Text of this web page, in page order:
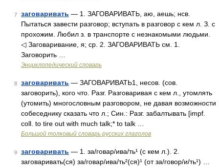
7 заговаривать — 1. ЗАГОВАРИВАТЬ, аю, аешь; нсв.
Пытаться завести разговор; вступать в разговор с кем л. З. с
прохожим. Любил з. в транспорте с незнакомыми людьми.
◁ Заговаривание, я; ср. 2. ЗАГОВАРИВАТЬ см. 1.
Заговорить …
Энциклопедический словарь
8 заговаривать — ЗАГОВАРИВАТЬ1, несов. (сов.
заговорить), кого что. Разг. Разговаривая с кем л., утомлять
(утомить) многословным разговором, не давая возможности
собеседнику сказать что л.; Син.: Разг. забалтывать [impf.
coll. to tire out with much talk;* to talk …
Большой толковый словарь русских глаголов
9 заговаривать — 1. за/говар/ива/ть¹ (с кем л.). 2.
заговаривать(ся) за/говар/ива/ть²(ся)¹ (от за/говор/и/ть¹) …